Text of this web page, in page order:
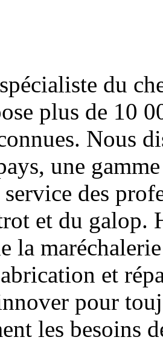
du
plus de 10
Nous
une
des
et du galop.
la
et
pour
les besoins